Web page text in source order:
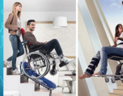
BEZPEČNÝ
Samočinná brzda
rizika sjetí ze schodu.
automatické zastavení
náklonu Vám pohlídá